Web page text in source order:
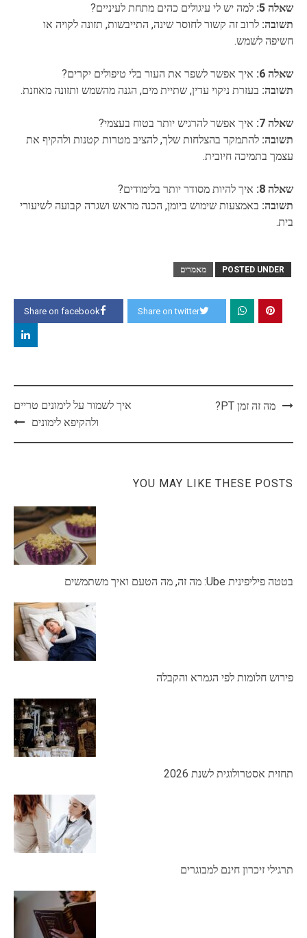
שאלה 5:
למה יש לי עיגולים כהים מתחת לעיניים?
תשובה: לרוב זה קשור לחוסר שינה, התייבשות, תזונה לקויה או
חשיפה לשמש.
שאלה 6:
איך אפשר לשפר את העור בלי טיפולים יקרים?
תשובה: בעזרת ניקוי עדין, שתיית מים, הגנה מהשמש ותזונה מאוזנת.
שאלה 7:
איך אפשר להרגיש יותר בטוח בעצמי?
תשובה: להתמקד בהצלחות שלך, להציב מטרות קטנות ולהקיף את
עצמך בתמיכה חיובית.
שאלה 8:
איך להיות מסודר יותר בלימודים?
תשובה: באמצעות שימוש ביומן, הכנה מראש ושגרה קבועה לשיעורי
בית.
POSTED UNDER מאמרים
Share on facebook Share on twitter
Postמה זה זמן PT?
איך לשמור על לימונים טריים
ולהקיפא לימונים
YOU MAY LIKE THESE POSTS
בטטה פיליפינית Ube: מה זה, מה הטעם ואיך משתמשים
פירוש חלומות לפי הגמרא והקבלה
תחזית אסטרולוגית לשנת 2026
תרגילי זיכרון חינם למבוגרים